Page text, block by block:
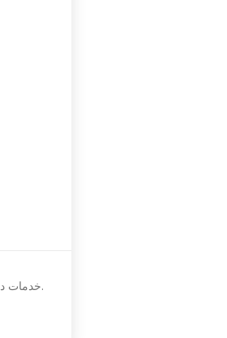
Copyright © 2026 خدمات درك پرينس.